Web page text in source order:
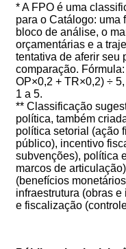
* A FPO é uma
para o Catálogo: uma
bloco de análise, o
orçamentárias e a
tentativa de aferir seu
comparação.
OP×0,2 + TR×0,2) ÷
1 a 5.
** Classificação
política, também
política setorial (ação
público), incentivo
subvenções), política
marcos de
(benefícios
infraestrutura (obras
e fiscalização